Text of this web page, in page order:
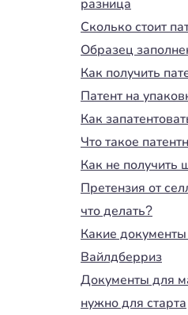
разница
Сколько стоит
Образец
Как получить
Патент на
Как
Что такое
Как не получить
Претензия от
что делать?
Какие
Вайлдберриз
Документы для
нужно для старта